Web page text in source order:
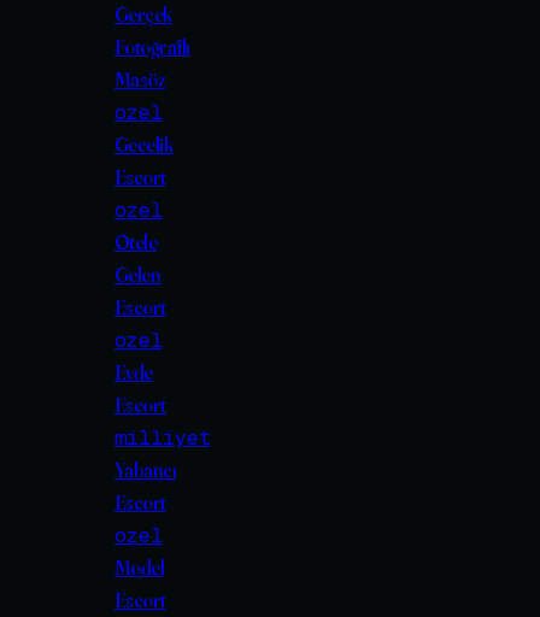
Gerçek
Fotoğraflı
Masöz
ozel
Gecelik
Escort
ozel
Otele
Gelen
Escort
ozel
Evde
Escort
milliyet
Yabancı
Escort
ozel
Model
Escort